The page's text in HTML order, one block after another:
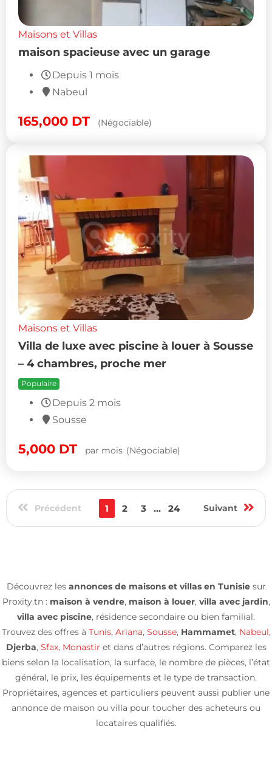
Maisons et Villas
maison spacieuse avec un garage
Depuis 1 mois
Nabeul
165,000 DT (Négociable)
Maisons et Villas
Villa de luxe avec piscine à louer à Sousse
– 4 chambres, proche mer
Populaire
Depuis 2 mois
Sousse
5,000 DT par mois (Négociable)
Précédent 1 2 3 ... 24 Suivant
Découvrez les annonces de maisons et villas en Tunisiesur
Proxity.tn : maison à vendre, maison à louer, villa avec jardin,
villa avec piscine, résidence secondaire ou bien familial.
Trouvez des offres à Tunis, Ariana, Sousse, Hammamet, Nabeul,
Djerba, Sfax, Monastir et dans d’autres régions. Comparez les
biens selon la localisation, la surface, le nombre de pièces, l’état
général, le prix, les équipements et le type de transaction.
Propriétaires, agences et particuliers peuvent aussi publier une
annonce de maison ou villa pour toucher des acheteurs ou
locataires qualifiés.